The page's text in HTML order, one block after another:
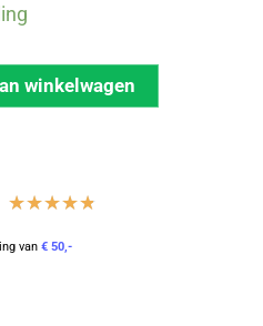
winkelwagen
★★★★★
van € 50,-